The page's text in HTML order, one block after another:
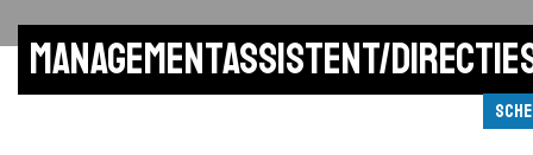
Managementassistent/